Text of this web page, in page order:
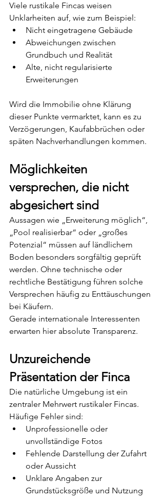
Viele rustikale Fincas weisen
Unklarheiten auf, wie zum Beispiel:
Nicht eingetragene Gebäude
Abweichungen zwischen
Grundbuch und Realität
Alte, nicht regularisierte
Erweiterungen
Wird die Immobilie ohne Klärung
dieser Punkte vermarktet, kann es zu
Verzögerungen, Kaufabbrüchen oder
späten Nachverhandlungen kommen.
Möglichkeiten
versprechen, die nicht
abgesichert sind
Aussagen wie „Erweiterung möglich“,
„Pool realisierbar“ oder „großes
Potenzial“ müssen auf ländlichem
Boden besonders sorgfältig geprüft
werden. Ohne technische oder
rechtliche Bestätigung führen solche
Versprechen häufig zu Enttäuschungen
bei Käufern.
Gerade internationale Interessenten
erwarten hier absolute Transparenz.
Unzureichende
Präsentation der Finca
Die natürliche Umgebung ist ein
zentraler Mehrwert rustikaler Fincas.
Häufige Fehler sind:
Unprofessionelle oder
unvollständige Fotos
Fehlende Darstellung der Zufahrt
oder Aussicht
Unklare Angaben zur
Grundstücksgröße und Nutzung